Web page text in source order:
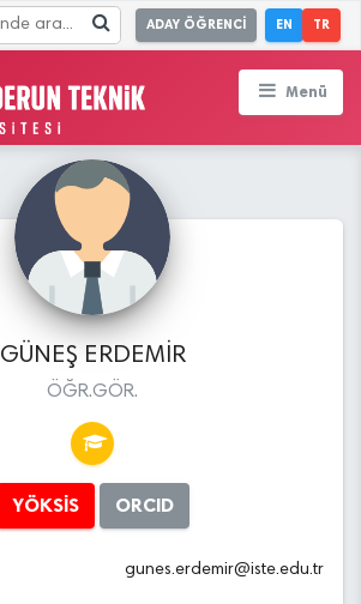
ADAY ÖĞRENCİ EN TR
Menü
GÜNEŞ ERDEMİR
ÖĞR.GÖR.
YÖKSİS ORCID
gunes.erdemir@iste.edu.tr